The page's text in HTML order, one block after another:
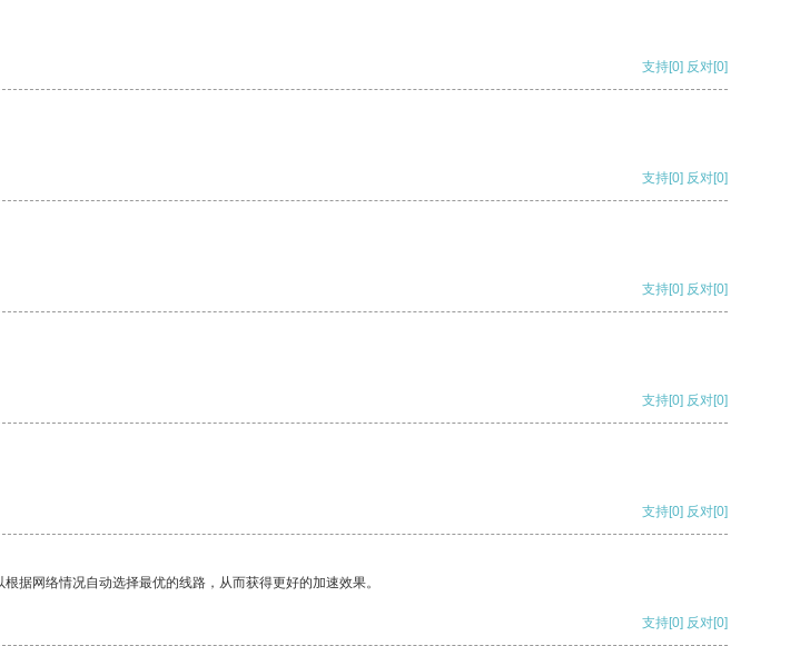
支持[0] 反对[0]
支持[0] 反对[0]
支持[0] 反对[0]
支持[0] 反对[0]
支持[0] 反对[0]
据网络情况自动选择最优的线路，从而获得更好的加速效果。
支持[0] 反对[0]